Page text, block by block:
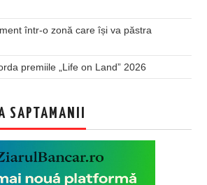
într-o zonă care își va păstra
premiile „Life on Land” 2026
SAPTAMANII